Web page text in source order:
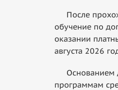
После
обучение по
оказании
августа 2026
Основанием
программам